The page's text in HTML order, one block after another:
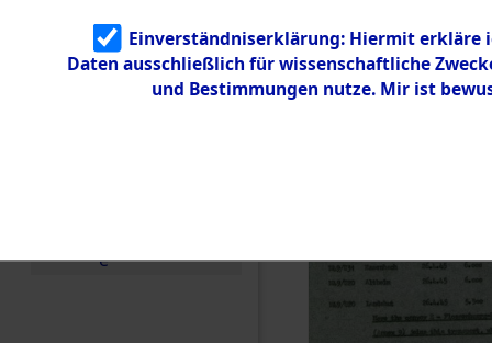
Identifizierun
g
5.3.3
Todesmärsch
e
Einverständniserklärung: Hiermit erkläre
Daten ausschließlich für wissenschaftliche
und Bestimmungen nutze. Mir ist